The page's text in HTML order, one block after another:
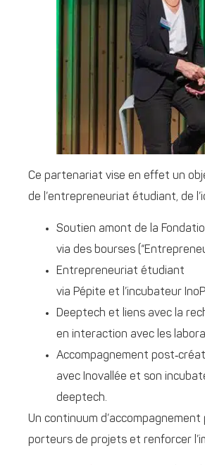
Ce partenariat vise en effet un
de l’entrepreneuriat étudiant, de
Soutien amont de la
via des bourses
Entrepreneuriat étudiant
via Pépite et l’incubateur
Deeptech et liens avec la
en interaction avec les
Accompagnement
avec Inovallée et son
deeptech.
Un continuum
porteurs de projets et renforcer